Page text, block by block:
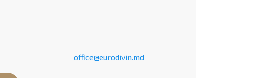
office@eurodivin.md